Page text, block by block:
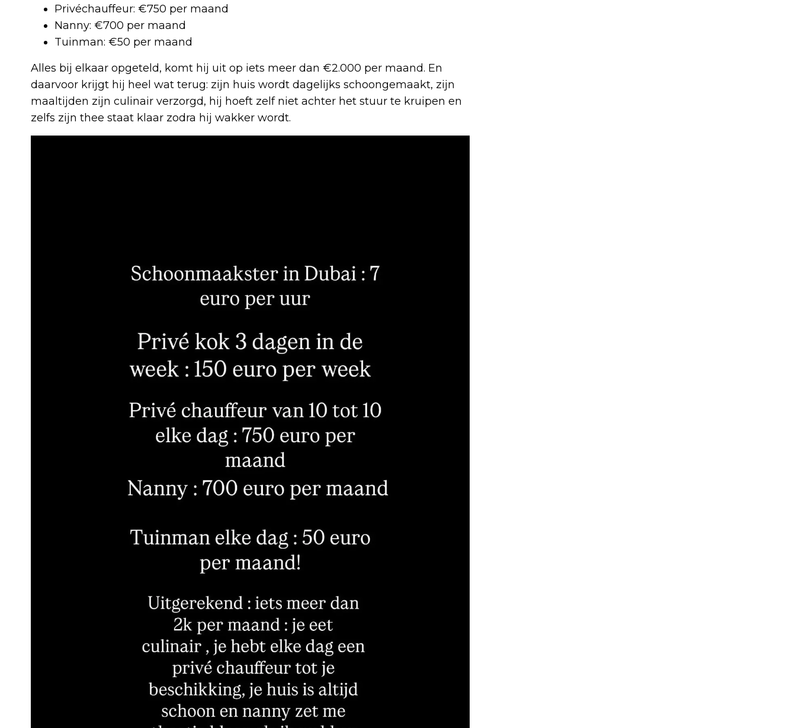
Privéchauffeur: €750 per maand
Nanny: €700 per maand
Tuinman: €50 per maand
Alles bij elkaar opgeteld, komt hij uit op iets meer dan €2.000 per maand. En
daarvoor krijgt hij heel wat terug: zijn huis wordt dagelijks schoongemaakt, zijn
maaltijden zijn culinair verzorgd, hij hoeft zelf niet achter het stuur te kruipen en
zelfs zijn thee staat klaar zodra hij wakker wordt.